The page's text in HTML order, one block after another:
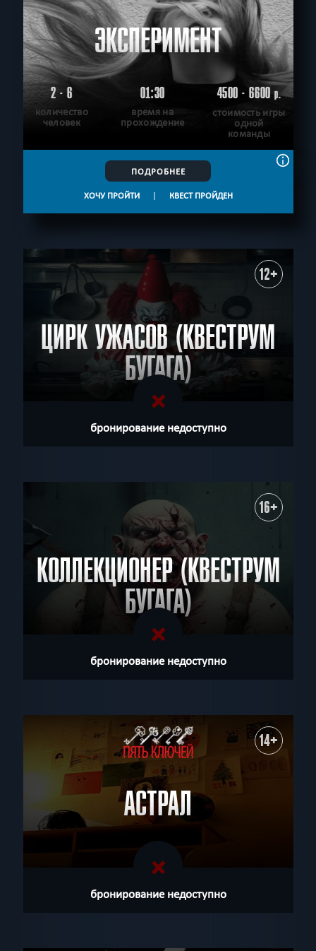
ЭКСПЕРИМЕНТ
2 - 6
количество
человек
01:30
время на
прохождение
4500 - 6600р.
стоимость игры
одной
команды
ПОДРОБНЕЕ
ХОЧУ ПРОЙТИ | КВЕСТ ПРОЙДЕН
12+
ЦИРК УЖАСОВ (КВЕСТРУМ
БУГАГА)
бронирование недоступно
16+
КОЛЛЕКЦИОНЕР (КВЕСТРУМ
БУГАГА)
бронирование недоступно
14+
АСТРАЛ
бронирование недоступно